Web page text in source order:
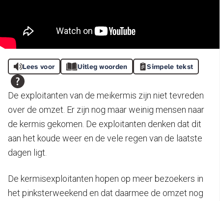
Lees voor Uitleg woorden Simpele tekst
De exploitanten van de meikermis zijn niet tevreden
over de omzet. Er zijn nog maar weinig mensen naar
de kermis gekomen. De exploitanten denken dat dit
aan het koude weer en de vele regen van de laatste
dagen ligt.
De kermisexploitanten hopen op meer bezoekers in
het pinksterweekend en dat daarmee de omzet nog